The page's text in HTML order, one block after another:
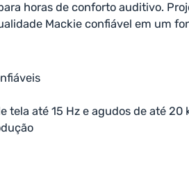
horas de conforto auditivo.
Mackie confiável em um
até 15 Hz e agudos de até 20